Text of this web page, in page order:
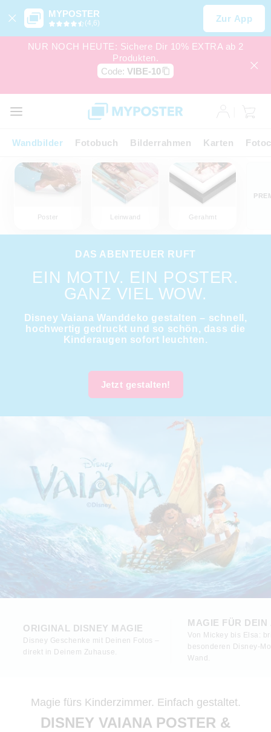
MYPOSTER
(4,6) Zur App
NUR NOCH HEUTE: Sichere Dir 10% EXTRA ab 2
Produkten.
Code: VIBE-10
Wandbilder Fotobuch Bilderrahmen Karten
Poster Leinwand Gerahmt
DAS ABENTEUER RUFT
EIN MOTIV. EIN POSTER.
GANZ VIEL WOW.
Disney Vaiana Wanddeko gestalten – schnell,
hochwertig gedruckt und so schön, dass die
Kinderaugen sofort leuchten.
Jetzt gestalten!
ORIGINAL DISNEY MAGIE
Disney Geschenke mit Deinen Fotos –
direkt in Deinem Zuhause.
MAGIE FÜR DEIN
Von Mickey bis Elsa:
besonderen Disney-
Wand.
Magie fürs Kinderzimmer. Einfach gestaltet.
DISNEY VAIANA POSTER &